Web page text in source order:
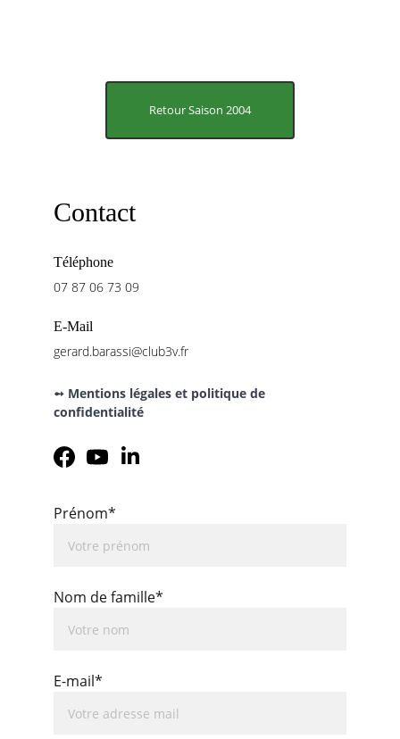
Retour Saison 2004
Contact
Téléphone
07 87 06 73 09
E-Mail
gerard.barassi@club3v.fr
Prénom*
Nom de famille*
E-mail*
➻ Mentions légales et politique de
confidentialité